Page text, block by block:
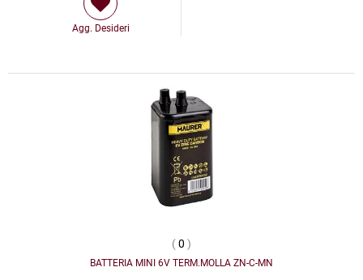
Agg. Desideri
(0 )
BATTERIA MINI 6V TERM.MOLLA ZN-C-MN